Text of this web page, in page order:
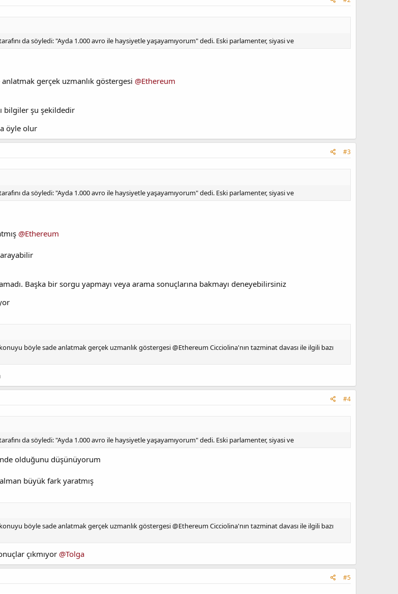
da söyledi: "Ayda 1.000 avro ile haysiyetle yaşayamıyorum" dedi. Eski parlamenter, siyasi ve
gerçek uzmanlık göstergesi @Ethereum
bilgiler şu şekildedir
öyle olur
#3
da söyledi: "Ayda 1.000 avro ile haysiyetle yaşayamıyorum" dedi. Eski parlamenter, siyasi ve
@Ethereum
Başka bir sorgu yapmayı veya arama sonuçlarına bakmayı deneyebilirsiniz
böyle sade anlatmak gerçek uzmanlık göstergesi @Ethereum Cicciolina'nın tazminat davası ile ilgili bazı
#4
da söyledi: "Ayda 1.000 avro ile haysiyetle yaşayamıyorum" dedi. Eski parlamenter, siyasi ve
olduğunu düşünüyorum
büyük fark yaratmış
böyle sade anlatmak gerçek uzmanlık göstergesi @Ethereum Cicciolina'nın tazminat davası ile ilgili bazı
çıkmıyor @Tolga
#5